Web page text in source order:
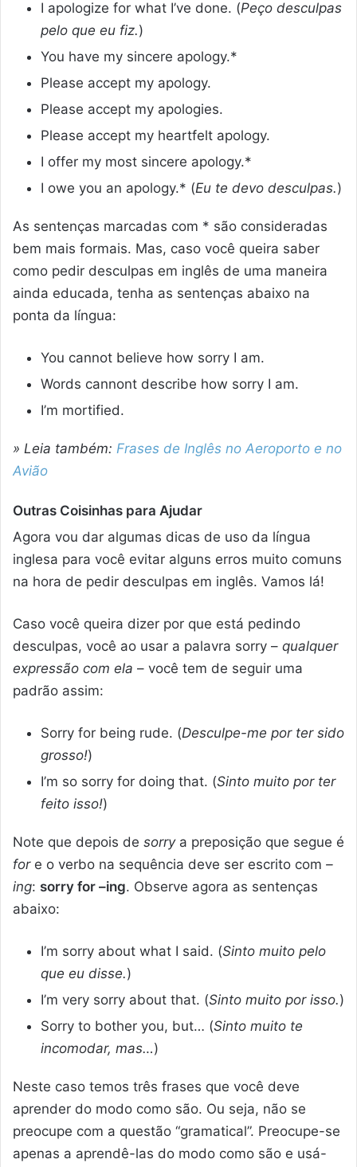
I apologize for what I’ve done. (Peço desculpas
pelo que eu fiz.)
You have my sincere apology.*
Please accept my apology.
Please accept my apologies.
Please accept my heartfelt apology.
I offer my most sincere apology.*
I owe you an apology.* (Eu te devo desculpas.)
As sentenças marcadas com * são consideradas
bem mais formais. Mas, caso você queira saber
como pedir desculpas em inglês de uma maneira
ainda educada, tenha as sentenças abaixo na
ponta da língua:
You cannot believe how sorry I am.
Words cannont describe how sorry I am.
I’m mortified.
» Leia também: Frases de Inglês no Aeroporto e no
Avião
Outras Coisinhas para Ajudar
Agora vou dar algumas dicas de uso da língua
inglesa para você evitar alguns erros muito comuns
na hora de pedir desculpas em inglês. Vamos lá!
Caso você queira dizer por que está pedindo
desculpas, você ao usar a palavra sorry – qualquer
expressão com ela – você tem de seguir uma
padrão assim:
Sorry for being rude. (Desculpe-me por ter sido
grosso!)
I’m so sorry for doing that. (Sinto muito por ter
feito isso!)
Note que depois de sorrya preposição que segue é
fore o verbo na sequência deve ser escrito com –
ing: sorry for –ing. Observe agora as sentenças
abaixo:
I’m sorry about what I said. (Sinto muito pelo
que eu disse.)
I’m very sorry about that. (Sinto muito por isso.)
Sorry to bother you, but… (Sinto muito te
incomodar, mas…)
Neste caso temos três frases que você deve
aprender do modo como são. Ou seja, não se
preocupe com a questão “gramatical”. Preocupe-se
apenas a aprendê-las do modo como são e usá-